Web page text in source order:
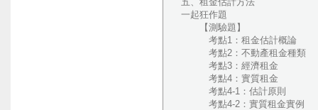
一起狂作題
【測驗題】
考點1：租金估計概論
考點2：不動產租金種類
考點3：經濟租金
考點4：實質租金
考點4-1：估計原則
考點4-2：實質租金實例